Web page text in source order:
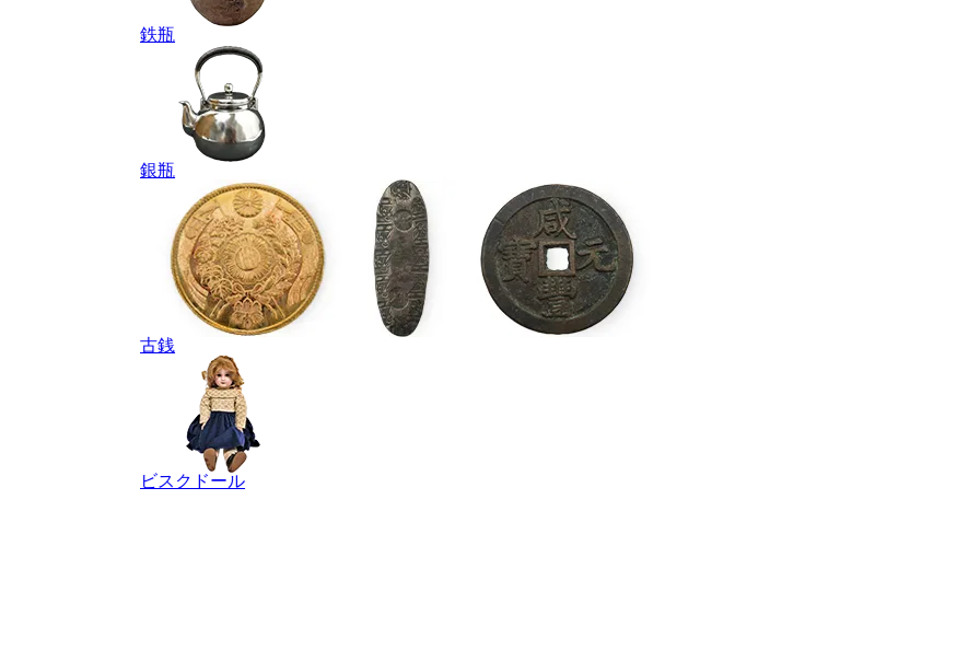
鉄瓶
銀瓶
古銭
ビスクドール